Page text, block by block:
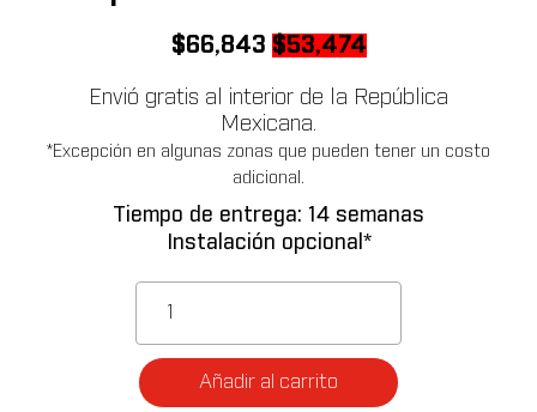
$66,843 Original
was:
$66,843.
$53,474Current
is:
$53,474.
Envió gratis al interior de la República
Mexicana.
*Excepción en algunas zonas que pueden tener un costo
adicional.
Tiempo de entrega: 14 semanas
Instalación opcional*
Añadir al carrito